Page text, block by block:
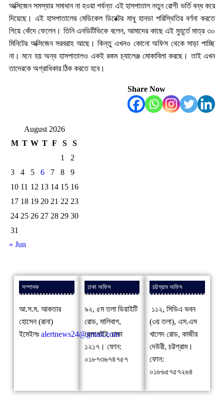
অক্সিজেন সমস্যার সমাধান না হওয়া পর্যন্ত এই হাসপাতাল নতুন রোগী ভর্তি বন্ধ করে
দিয়েছে। এই হাসপাতালের মেডিকেল ডিরেক্টর মাধু হানডা পরিস্থিতির বর্ণনা করতে
গিয়ে কেঁদে ফেলেন। তিনি এনডিটিভিকে বলেন, আমাদের কাছে এই মুহূর্তে মাত্র ৩০
মিনিটের অক্সিজেন সরবরাহ আছে। কিন্তু এখনও কোনো অফিস থেকে সাড়া পাচ্ছি
না। মনে হয় অন্য হাসপাতালও একই রকম চ্যালেঞ্জ মোকাবিলা করছে। তাই এখন
তাদেরকে অগ্রাধিকার ঠিক করতে হবে।
Share Now
August 2026
M T W T F S
S
1
2
3
4 5 6 7 8
9
10 11 12 13 14 15 16
17 18 19 20 21 22 23
24 25 26 27 28 29 30
31
« Jun
সম্পাদক
আ.স.ম. আকতার
হোসেন (রানা)
ইমেইলঃ alertnews24@gmail.com
ঢাকা অফিস
৯২, ৫ম তলা ডিয়াইটি
রোড, মালিবাগ,
রেলগেইট, ঢাকা
১২১৭। ফোন:
০১৮৭৩৬৭৪৭৫৭
চট্টগ্রাম অফিস
১১২, সিডিএ ভবন
(৩য় তলা), এস.এস
খালেদ রোড, কাজীর
দেউরী, চট্টগ্রাম।
ফোন:
০১৮৬৫৭৫৭২৬৪